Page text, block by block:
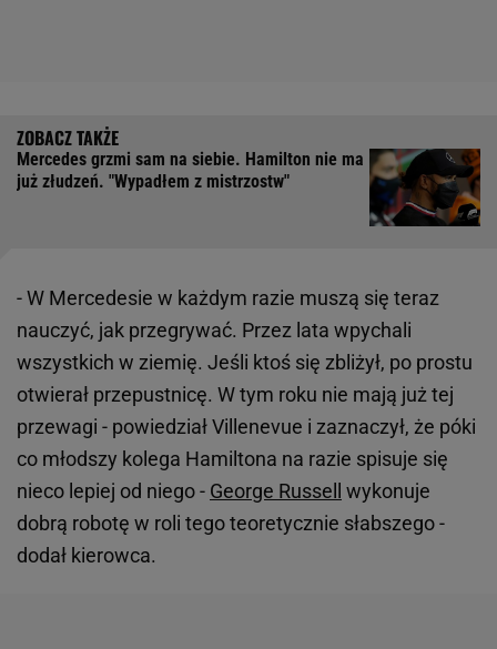
Mercedes grzmi sam na siebie. Hamilton nie ma
już złudzeń. "Wypadłem z mistrzostw"
- W Mercedesie w każdym razie muszą się teraz
nauczyć, jak przegrywać. Przez lata wpychali
wszystkich w ziemię. Jeśli ktoś się zbliżył, po prostu
otwierał przepustnicę. W tym roku nie mają już tej
przewagi - powiedział Villenevue i zaznaczył, że póki
co młodszy kolega Hamiltona na razie spisuje się
nieco lepiej od niego - George Russell
wykonuje
dobrą robotę w roli tego teoretycznie słabszego -
dodał kierowca.